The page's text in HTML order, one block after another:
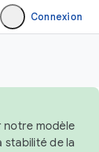
Connexion
notre modèle
stabilité de la